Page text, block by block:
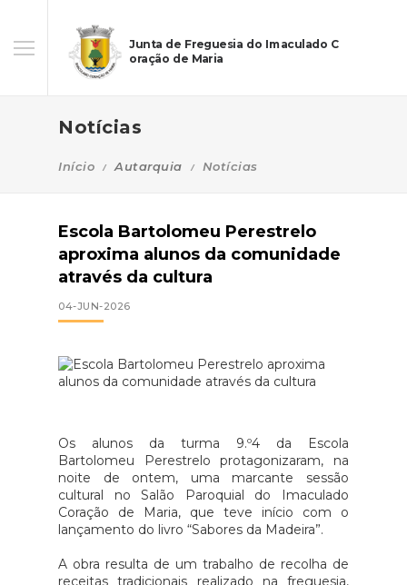
Junta de Freguesia do Imaculado C
oração de Maria
Notícias
Início Autarquia Notícias
Escola Bartolomeu Perestrelo
aproxima alunos da comunidade
através da cultura
04-JUN-2026
Os alunos da turma 9.º4 da Escola
Bartolomeu Perestrelo protagonizaram, na
noite de ontem, uma marcante sessão
cultural no Salão Paroquial do Imaculado
Coração de Maria, que teve início com o
lançamento do livro “Sabores da Madeira”.
A obra resulta de um trabalho de recolha de
receitas tradicionais realizado na freguesia,